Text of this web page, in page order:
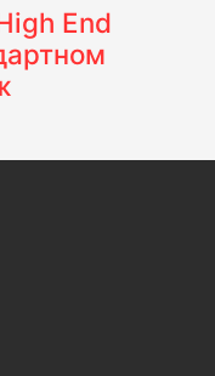
End